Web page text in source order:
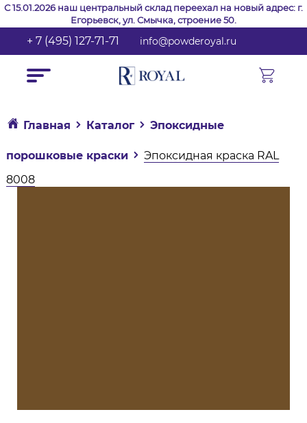
С 15.01.2026 наш центральный склад переехал на новый адрес: г.
Егорьевск, ул. Смычка, строение 50.
+ 7 (495) 127-71-71 info@powderoyal.ru
Главная Каталог Эпоксидные
порошковые краски
Эпоксидная краска RAL
8008